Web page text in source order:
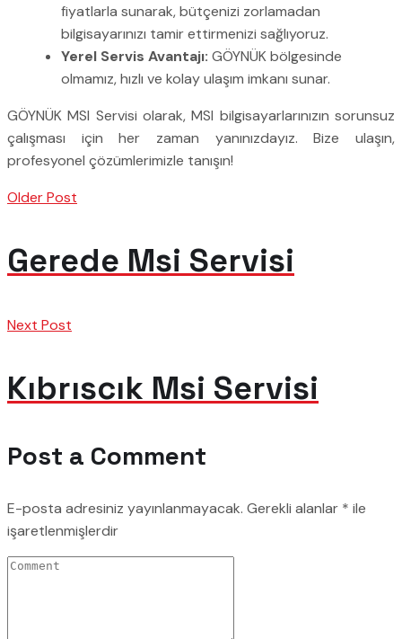
fiyatlarla sunarak, bütçenizi zorlamadan
bilgisayarınızı tamir ettirmenizi sağlıyoruz.
Yerel Servis Avantajı: GÖYNÜK bölgesinde
olmamız, hızlı ve kolay ulaşım imkanı sunar.
GÖYNÜK MSI Servisi olarak, MSI bilgisayarlarınızın sorunsuz
çalışması için her zaman yanınızdayız. Bize ulaşın,
profesyonel çözümlerimizle tanışın!
Older Post
Gerede Msi Servisi
Next Post
Kıbrıscık Msi Servisi
Post a Comment
E-posta adresiniz yayınlanmayacak. Gerekli alanlar * ile
işaretlenmişlerdir